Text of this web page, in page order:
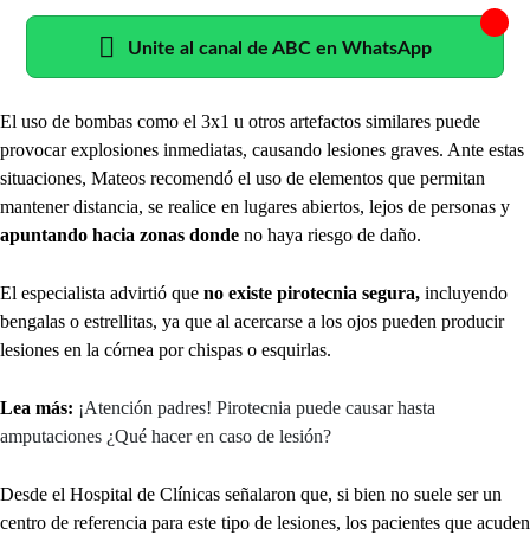
Unite al canal de ABC en WhatsApp
El uso de bombas como el 3x1 u otros artefactos similares puede
provocar explosiones inmediatas, causando lesiones graves. Ante estas
situaciones, Mateos recomendó el uso de elementos que permitan
mantener distancia, se realice en lugares abiertos, lejos de personas y
apuntando hacia zonas donde no haya riesgo de daño.
El especialista advirtió que no existe pirotecnia segura, incluyendo
bengalas o estrellitas, ya que al acercarse a los ojos pueden producir
lesiones en la córnea por chispas o esquirlas.
Lea más: ¡Atención padres! Pirotecnia puede causar hasta
amputaciones ¿Qué hacer en caso de lesión?
Desde el Hospital de Clínicas señalaron que, si bien no suele ser un
centro de referencia para este tipo de lesiones, los pacientes que acuden